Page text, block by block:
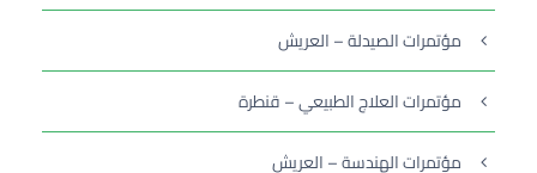
مؤتمرات الصيدلة – العريش
مؤتمرات العلاج الطبيعي – قنطرة
مؤتمرات الهندسة – العريش